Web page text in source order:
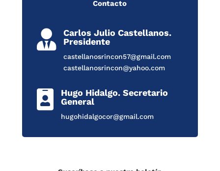
Contacto

Carlos Julio Castellanos.
Presidente
castellanosrincon57@gmail.com
castellanosrincon@yahoo.com

Hugo Hidalgo. Secretario
General
hugohidalgocor@gmail.com